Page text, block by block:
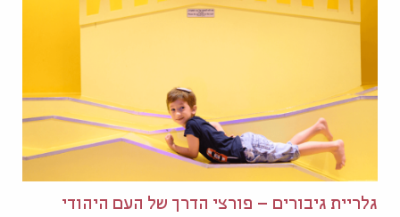
גלריית גיבורים – פורצי הדרך של העם היהודי